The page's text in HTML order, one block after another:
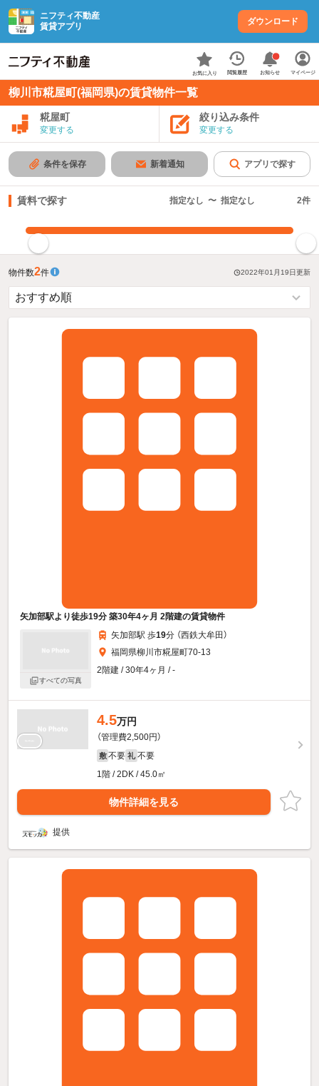
ニフティ不動産
賃貸アプリ
ダウンロード
お気に入り 閲覧履歴 お知らせ マイページ
柳川市糀屋町(福岡県)の賃貸物件一覧
糀屋町
変更する
絞り込み条件
変更する
条件を保存 新着通知 アプリで探す
賃料で探す 指定なし 〜 指定なし 2件
物件数2件 2022年01月19日更新
矢加部駅より徒歩19分 築30年4ヶ月 2階建の賃貸物件
すべての写真
矢加部駅 歩19分 （西鉄大牟田）
福岡県柳川市糀屋町70-13
2階建 / 30年4ヶ月 / -
4.5万円
（管理費2,500円）
敷 不要 礼 不要
1階 / 2DK / 45.0㎡
物件詳細を見る
提供